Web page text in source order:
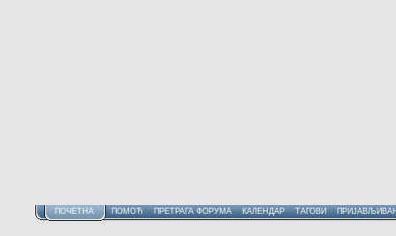
ПОЧЕТНА ПОМОЋ ПРЕТРАГА ФОРУМА КАЛЕНДАР ТАГОВИ